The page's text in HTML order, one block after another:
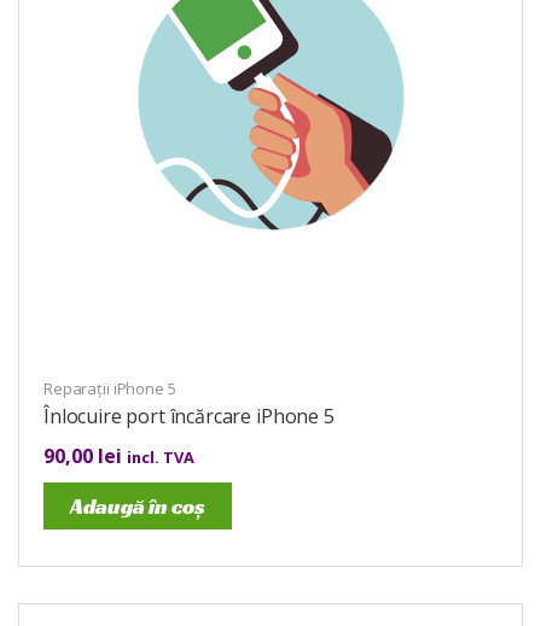
Reparații iPhone 5
Înlocuire port încărcare iPhone 5
90,00 lei incl. TVA
Adaugă în coș